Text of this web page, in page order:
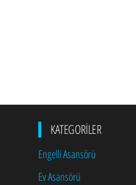
KATEGORILER
Engelli Asansörü
Ev Asansörü